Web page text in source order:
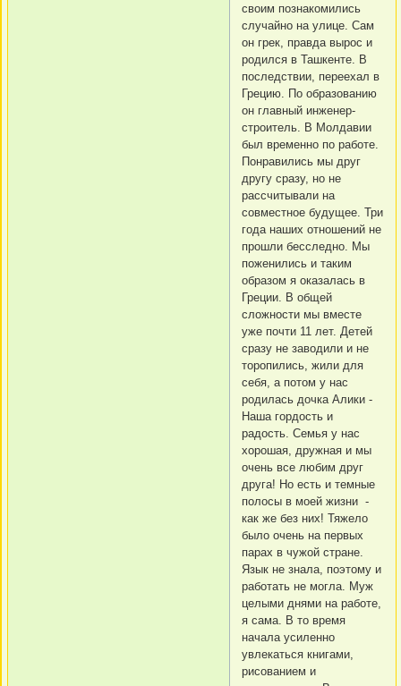
своим познакомились
случайно на улице. Сам
он грек, правда вырос и
родился в Ташкенте. В
последствии, переехал в
Грецию. По образованию
он главный инженер-
строитель. В Молдавии
был временно по работе.
Понравились мы друг
другу сразу, но не
рассчитывали на
совместное будущее. Три
года наших отношений не
прошли бесследно. Мы
поженились и таким
образом я оказалась в
Греции. В общей
сложности мы вместе
уже почти 11 лет. Детей
сразу не заводили и не
торопились, жили для
себя, а потом у нас
родилась дочка Алики -
Наша гордость и
радость. Семья у нас
хорошая, дружная и мы
очень все любим друг
друга! Но есть и темные
полосы в моей жизни -
как же без них! Тяжело
было очень на первых
парах в чужой стране.
Язык не знала, поэтому и
работать не могла. Муж
целыми днями на работе,
я сама. В то время
начала усиленно
увлекаться книгами,
рисованием и